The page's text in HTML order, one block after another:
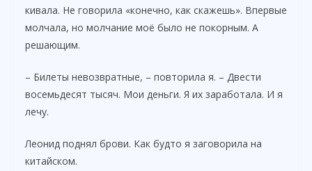
кивала. Не говорила «конечно, как скажешь». Впервые
молчала, но молчание моё было не покорным. А
решающим.
– Билеты невозвратные, – повторила я. – Двести
восемьдесят тысяч. Мои деньги. Я их заработала. И я
лечу.
Леонид поднял брови. Как будто я заговорила на
китайском.